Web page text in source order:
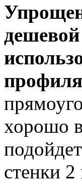
хорошо
стенки